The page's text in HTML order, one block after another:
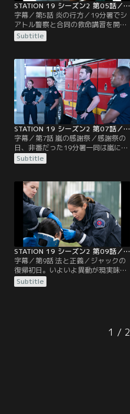
STATION 19 シーズン2 第05話／字幕
字幕／第5話 炎の行方／19分署でシ
アトル警察と合同の救命講習を開
催。アンディは、ライアンに彼の父
親の件を尋ねるべきか悩んでいた。
たジャックは、パーティーを計画す
るが、ディーンは頑なに拒否する。
一方、休暇中のベンはミランダから
別居したいと打ち明けられ、寝耳に
水のベンは動揺を隠せない。サリヴ
ァンに会いに…。
Subtitle
STATION 19 シーズン2 第07話／字幕
字幕／第7話 嵐の感謝祭／感謝祭の
日、非番だった19分署一同は嵐によ
る人手不足で、急遽、分署に駆り出
される。そこへ警戒地区だからとい
と密かに付き合うビクトリアと副隊
長昇格の面接を控えるマヤたちも現
場へ。アンディは、部下たちに心を
閉ざすサリヴァン隊長と事故被害者
の救助へ向かう。そこは彼の妻が事
故死した現場だった…。
Subtitle
STATION 19 シーズン2 第09話／字幕
字幕／第9話 法と正義／ジャックの
復帰初日。いよいよ異動が現実味を
帯び、複雑な思いを抱えるマヤ。プ
ルイットは隊長代理最終日を迎え、
り、自分も友達に話すべきか悩んで
いた。アンディたちは頭にケガを負
Subtitle
1